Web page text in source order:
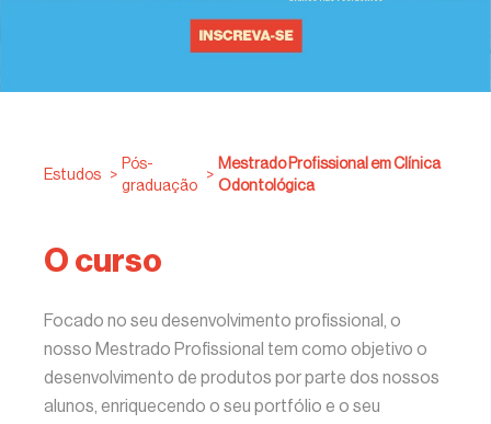
Estudos >
Pós-
graduação
>
Mestrado Profissional em Clínica
Odontológica
O curso
Focado no seu desenvolvimento profissional, o
nosso Mestrado Profissional tem como objetivo o
desenvolvimento de produtos por parte dos nossos
alunos, enriquecendo o seu portfólio e o seu